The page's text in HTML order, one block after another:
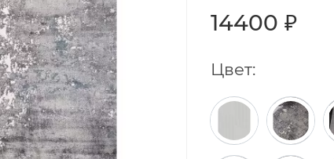
14400 ₽
Цвет: